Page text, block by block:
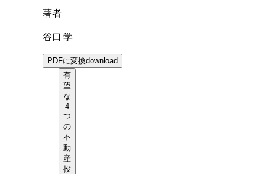
著者
谷口 学
PDFに変換download
有
望
な
4
つ
の
不
動
産
投